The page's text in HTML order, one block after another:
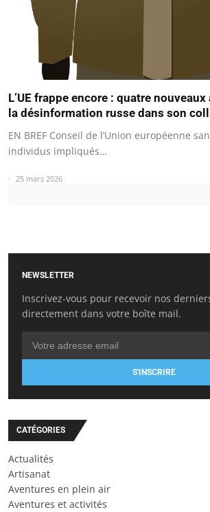
L’UE frappe encore : quatre
la désinformation russe dans son
EN BREF Conseil de l’Union européenne
individus impliqués…
25 mars 2026
NEWSLETTER
Inscrivez-vous pour recevoir nos
directement dans votre boîte mail.
S'INSCRIRE
CATÉGORIES
Actualités
Artisanat
Aventures en plein air
Aventures et activités